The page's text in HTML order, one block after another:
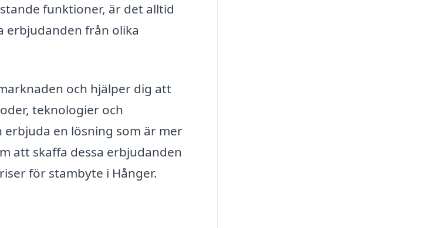
funktioner, är det alltid
erbjudanden från olika
och hjälper dig att
teknologier och
en lösning som är mer
att skaffa dessa erbjudanden
för stambyte i Hånger.